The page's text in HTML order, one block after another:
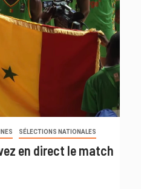
SÉLECTIONS NATIONALES
en direct le match